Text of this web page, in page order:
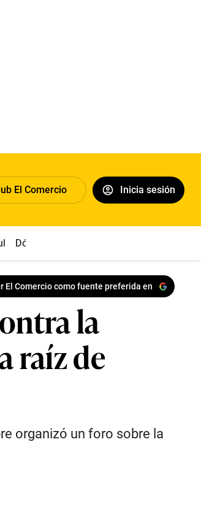
El Comercio Inicia sesión
Dólar
El Comercio como fuente preferida en
la
raíz de
organizó un foro sobre la